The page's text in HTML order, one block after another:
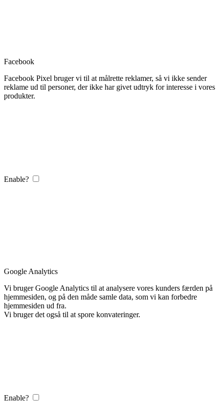
Facebook
Facebook Pixel bruger vi til at målrette reklamer, så vi ikke sender
reklame ud til personer, der ikke har givet udtryk for interesse i vores
produkter.
Enable?
Google Analytics
Vi bruger Google Analytics til at analysere vores kunders færden på
hjemmesiden, og på den måde samle data, som vi kan forbedre
hjemmesiden ud fra.
Vi bruger det også til at spore konvateringer.
Enable?